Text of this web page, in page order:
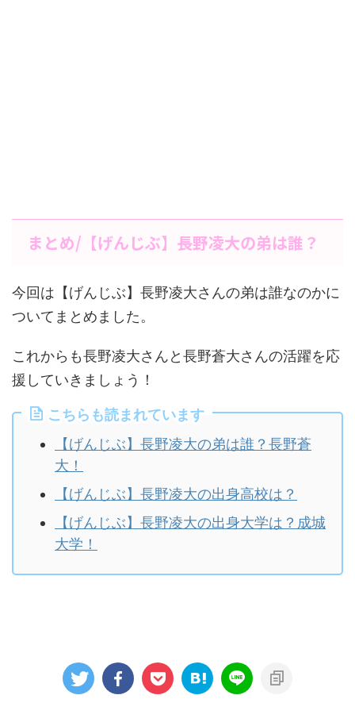
まとめ/【げんじぶ】長野凌大の弟は誰？
今回は【げんじぶ】長野凌大さんの弟は誰なのかに
ついてまとめました。
これからも長野凌大さんと長野蒼大さんの活躍を応
援していきましょう！
こちらも読まれています
【げんじぶ】長野凌大の弟は誰？長野蒼
大！
【げんじぶ】長野凌大の出身高校は？
【げんじぶ】長野凌大の出身大学は？成城
大学！